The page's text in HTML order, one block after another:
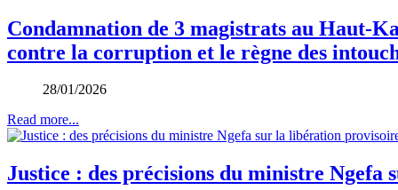
Condamnation de 3 magistrats au Haut-
contre la corruption et le règne des
28/01/2026
Read more...
Justice : des précisions du ministre